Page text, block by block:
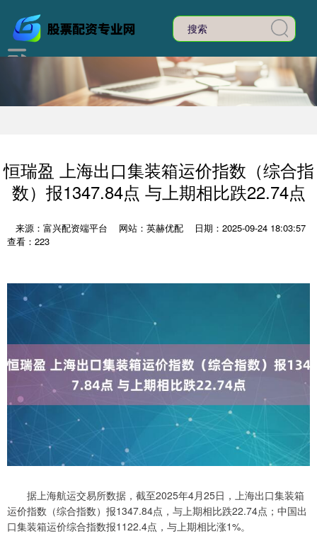
恒瑞盈 上海出口集装箱运价指数（综合指
数）报1347.84点 与上期相比跌22.74点
来源：富兴配资端平台 网站：英赫优配
日期：2025-09-24 18:03:57
查看：223
据上海航运交易所数据，截至2025年4月25日，上海出口集装箱
运价指数（综合指数）报1347.84点，与上期相比跌22.74点；中国出
口集装箱运价综合指数报1122.4点，与上期相比涨1%。